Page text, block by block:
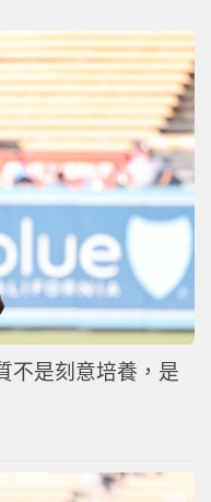
不是刻意培養，是